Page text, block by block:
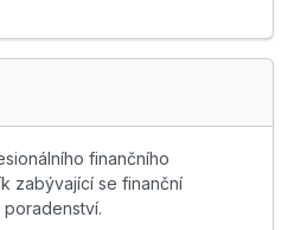
finančního
zabývající se finanční